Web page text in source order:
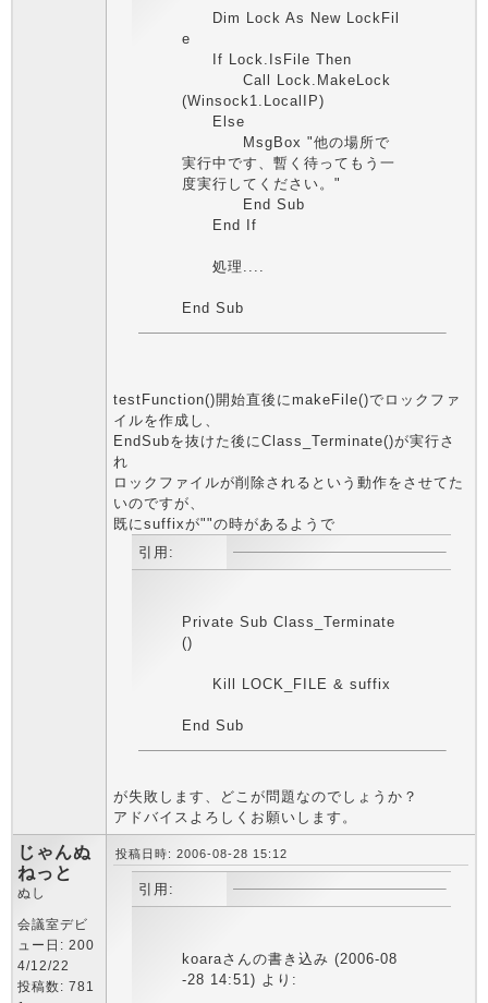
Dim Lock As New LockFil
e
If Lock.IsFile Then
Call Lock.MakeLock
(Winsock1.LocalIP)
Else
MsgBox "他の場所で
実行中です、暫く待ってもう一
度実行してください。"
End Sub
End If
処理....
End Sub
testFunction()開始直後にmakeFile()でロックファ
イルを作成し、
EndSubを抜けた後にClass_Terminate()が実行さ
れ
ロックファイルが削除されるという動作をさせてた
いのですが、
既にsuffixが""の時があるようで
引用:
Private Sub Class_Terminate
()
Kill LOCK_FILE & suffix
End Sub
が失敗します、どこが問題なのでしょうか？
アドバイスよろしくお願いします。
じゃんぬ
ねっと
ぬし
会議室デビ
ュー日: 200
4/12/22
投稿数: 781
投稿日時: 2006-08-28 15:12
引用:
koaraさんの書き込み (2006-08
-28 14:51) より: